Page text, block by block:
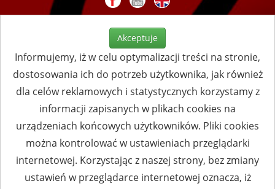
Akceptuje
Informujemy, iż w celu optymalizacji treści na stronie,
dostosowania ich do potrzeb użytkownika, jak również
dla celów reklamowych i statystycznych korzystamy z
informacji zapisanych w plikach cookies na
urządzeniach końcowych użytkowników. Pliki cookies
można kontrolować w ustawieniach przeglądarki
internetowej. Korzystając z naszej strony, bez zmiany
ustawień w przeglądarce internetowej oznacza, iż